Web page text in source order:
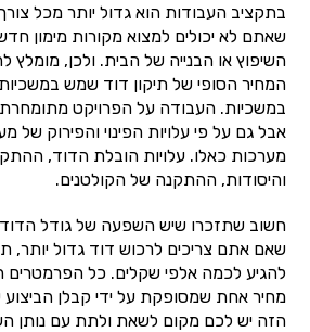
בתקציב העבודות הוא גדול יותר מכל
שאתם לא יכולים למצוא מקורות מימון
השיפוץ או הבנייה של הבית. ולכן, מומלץ
המחיר הסופי של תיקון דוד שמש
במשכיות. העבודה על הפרויקט מתומחרת
אבל גם על פי עלויות הפינוי והפירוק של
מערכות כאלו. עלויות הובלת הדוד,
והיסודות, ההתקנה של הקולטנים.
חשוב שתזכרו שיש השפעה של גודל
שאם אתם צריכים לרכוש דוד גדול יותר,
להגיע לכמה אלפי שקלים. כל הפרמטרים
מחיר אחת שמסופקת על ידי קבלן
הזה יש לכם מקום לשאת ולתת עם נותן